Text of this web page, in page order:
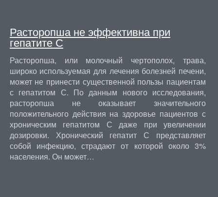
Расторопша не эффективна при
гепатите С
Расторопша, или молочный чертополох, трава,
широко используемая для лечения болезней печени,
может не принести существенной пользы пациентам
с гепатитом С. По данным нового исследования,
расторопша не оказывает значительного
положительного действия на здоровье пациентов с
хроническим гепатитом С даже при увеличении
дозировки. Хронический гепатит С представляет
собой инфекцию, страдают от которой около 3%
населения. Он может…